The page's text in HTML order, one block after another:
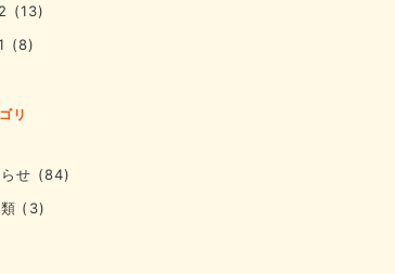
(13)
(8)
リ
せ (84)
(3)